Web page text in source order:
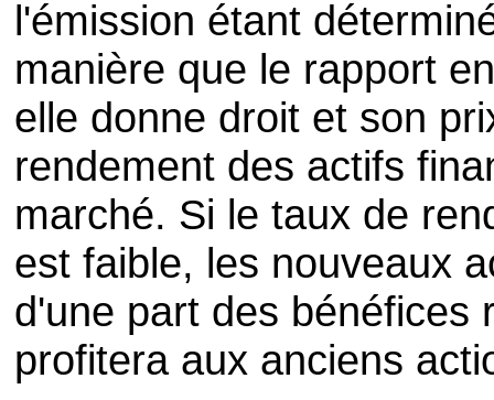
l'émission étant
manière que le rapport
elle donne droit et son
rendement des actifs
marché. Si le taux de
est faible, les nouveaux
d'une part des bénéfices
profitera aux anciens